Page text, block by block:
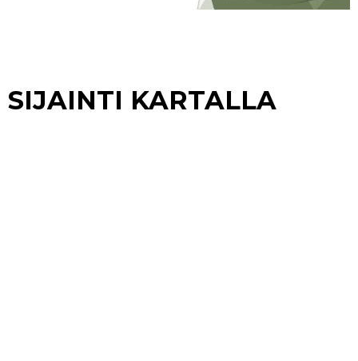
SIJAINTI KARTALLA